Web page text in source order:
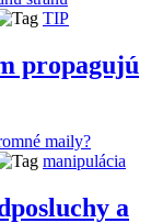
TIP
propagujú
manipulácia
a